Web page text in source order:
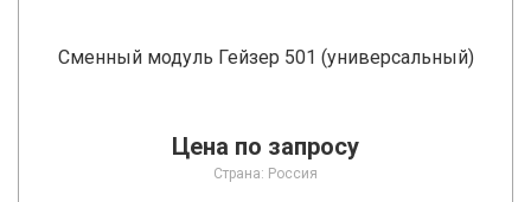
Сменный модуль Гейзер 501 (универсальный)
Цена по запросу
Страна: Россия